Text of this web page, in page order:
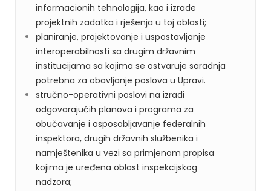
informacionih tehnologija, kao i izrade
projektnih zadatka i rješenja u toj oblasti;
planiranje, projektovanje i uspostavljanje
interoperabilnosti sa drugim državnim
institucijama sa kojima se ostvaruje saradnja
potrebna za obavljanje poslova u Upravi.
stručno-operativni poslovi na izradi
odgovarajućih planova i programa za
obučavanje i osposobljavanje federalnih
inspektora, drugih državnih službenika i
namještenika u vezi sa primjenom propisa
kojima je uređena oblast inspekcijskog
nadzora;